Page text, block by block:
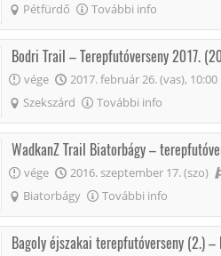
Pétfürdő
További info
Bodri Trail – Terepfutóverseny 2017.
vége 2017. február 26. (vas), 10:00
Szekszárd
További info
WadkanZ Trail Biatorbágy –
vége 2016. szeptember 17. (szo)
Biatorbágy
További info
Bagoly éjszakai terepfutóverseny (2.) –